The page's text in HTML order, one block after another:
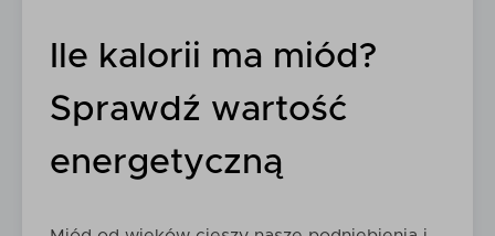
Ile kalorii ma miód?
Sprawdź wartość
energetyczną